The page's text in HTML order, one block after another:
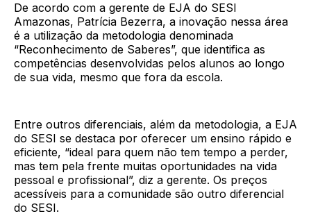
De acordo com a gerente de EJA do SESI
Amazonas, Patrícia Bezerra, a inovação nessa área
é a utilização da metodologia denominada
“Reconhecimento de Saberes”, que identifica as
competências desenvolvidas pelos alunos ao longo
de sua vida, mesmo que fora da escola.
Entre outros diferenciais, além da metodologia, a EJA
do SESI se destaca por oferecer um ensino rápido e
eficiente, “ideal para quem não tem tempo a perder,
mas tem pela frente muitas oportunidades na vida
pessoal e profissional”, diz a gerente. Os preços
acessíveis para a comunidade são outro diferencial
do SESI.